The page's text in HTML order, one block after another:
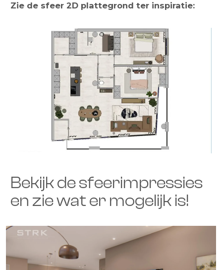
Zie de sfeer 2D plattegrond ter inspiratie:
Bekijk de sfeerimpressies
en zie wat er mogelijk is!